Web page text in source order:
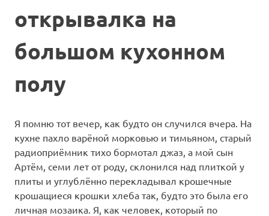
открывалка на
большом кухонном
полу
Я помню тот вечер, как будто он случился вчера. На
кухне пахло варёной морковью и тимьяном, старый
радиоприёмник тихо бормотал джаз, а мой сын
Артём, семи лет от роду, склонился над плиткой у
плиты и углублённо перекладывал крошечные
крошащиеся крошки хлеба так, будто это была его
личная мозаика. Я, как человек, который по